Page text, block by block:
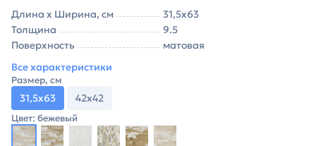
Длина х Ширина, см
31,5х63
Толщина
9.5
Поверхность
матовая
Все характеристики
Размер, см
31,5х63 42х42
Цвет: бежевый